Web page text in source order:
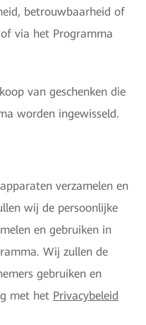
betrouwbaarheid of
via het Programma
van geschenken die
worden ingewisseld.
verzamelen en
wij de persoonlijke
en gebruiken in
Wij zullen de
gebruiken en
met het Privacybeleid